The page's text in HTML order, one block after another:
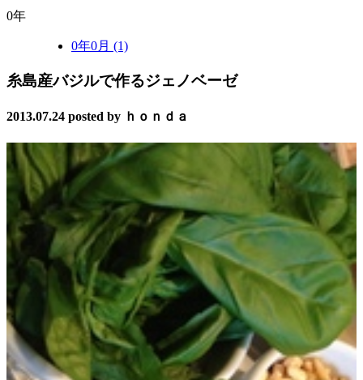
0年
0年0月 (1)
糸島産バジルで作るジェノベーゼ
2013.07.24 posted by ｈｏｎｄａ